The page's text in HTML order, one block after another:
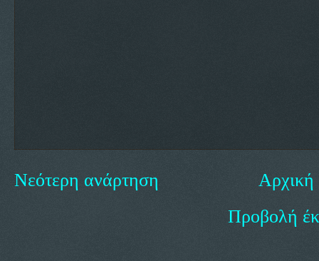
Νεότερη ανάρτηση
Αρχική
Προβολή